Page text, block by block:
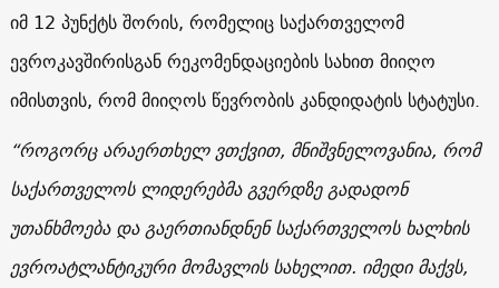
იმ 12 პუნქტს შორის, რომელიც საქართველომ
ევროკავშირისგან რეკომენდაციების სახით მიიღო
იმისთვის, რომ მიიღოს წევრობის კანდიდატის სტატუსი.
“როგორც არაერთხელ ვთქვით, მნიშვნელოვანია, რომ
საქართველოს ლიდერებმა გვერდზე გადადონ
უთანხმოება და გაერთიანდნენ საქართველოს ხალხის
ევროატლანტიკური მომავლის სახელით. იმედი მაქვს,